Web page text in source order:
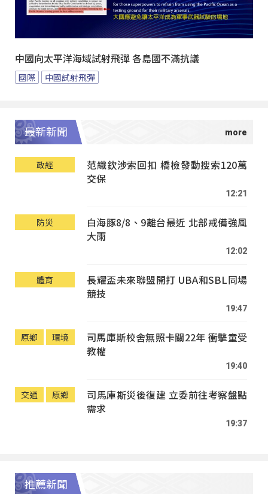
中國向太平洋海域試射飛彈 各島國不滿抗議
國際 中國試射飛彈
最新新聞
政經
范織欽涉索回扣 橋檢發動搜索120萬
交保
12:21
防災
白海豚8/8、9離台最近 北部戒備強風
大雨
12:02
體育
長耀盃未來聯盟開打 UBA和SBL同場
競技
19:47
原鄉 環境
司馬庫斯校舍無照卡關22年 衝擊童受
教權
19:40
交通 原鄉
司馬庫斯災後復建 立委前往考察盤點
需求
19:37
推薦新聞